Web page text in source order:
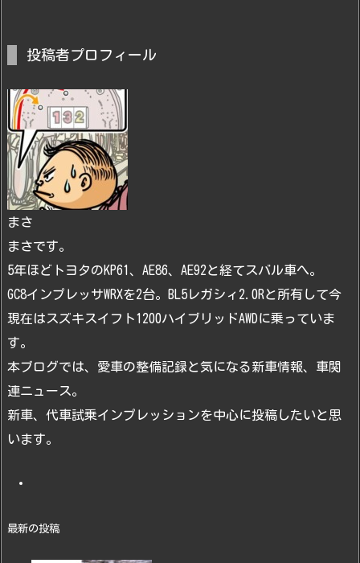
投稿者プロフィール
まさ
まさです。
5年ほどトヨタのKP61、AE86、AE92と経てスバル車へ。
GC8インプレッサWRXを2台。BL5レガシィ2.0Rと所有して今
現在はスズキスイフト1200ハイブリッドAWDに乗っていま
す。
本ブログでは、愛車の整備記録と気になる新車情報、車関
連ニュース。
新車、代車試乗インプレッションを中心に投稿したいと思
います。
最新の投稿